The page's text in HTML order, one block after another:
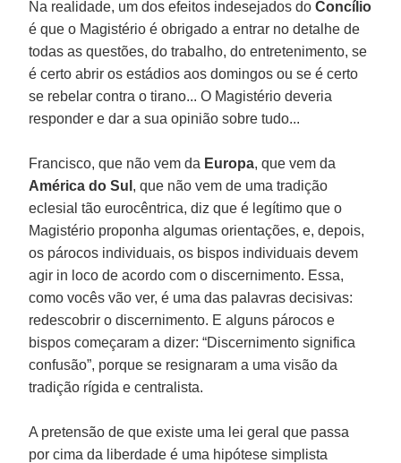
Na realidade, um dos efeitos indesejados doConcílio
é que o Magistério é obrigado a entrar no detalhe de
todas as questões, do trabalho, do entretenimento, se
é certo abrir os estádios aos domingos ou se é certo
se rebelar contra o tirano... O Magistério deveria
responder e dar a sua opinião sobre tudo...
Francisco, que não vem da Europa, que vem da
América do Sul , que não vem de uma tradição
eclesial tão eurocêntrica, diz que é legítimo que o
Magistério proponha algumas orientações, e, depois,
os párocos individuais, os bispos individuais devem
agir in loco de acordo com o discernimento. Essa,
como vocês vão ver, é uma das palavras decisivas:
redescobrir o discernimento. E alguns párocos e
bispos começaram a dizer: “Discernimento significa
confusão”, porque se resignaram a uma visão da
tradição rígida e centralista.
A pretensão de que existe uma lei geral que passa
por cima da liberdade é uma hipótese simplista